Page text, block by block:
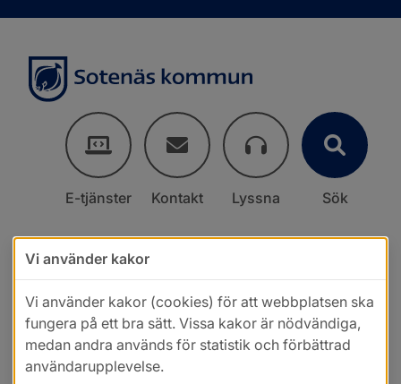
E-tjänster Kontakt Lyssna Sök
Vi använder kakor
Vi använder kakor (cookies) för att webbplatsen ska
fungera på ett bra sätt. Vissa kakor är nödvändiga,
medan andra används för statistik och förbättrad
användarupplevelse.